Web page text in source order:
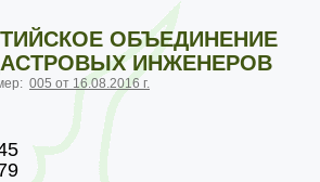
ОБЪЕДИНЕНИЕ
ИНЖЕНЕРОВ
005 от 16.08.2016 г.